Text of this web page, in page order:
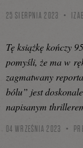
25 SIERPNIA 2023
Tę książkę kończy
pomyśli, że ma w
zagmatwany
bólu” jest
napisanym
04 WRZEŚNIA 2023